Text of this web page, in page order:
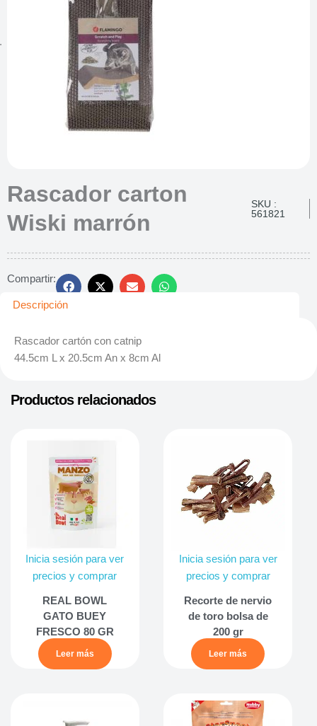
Rascador carton
Wiski marrón
SKU :
561821
Compartir:
Descripción
Rascador cartón con catnip
44.5cm L x 20.5cm An x 8cm Al
Productos relacionados
Inicia sesión para ver
precios y comprar
REAL BOWL
GATO BUEY
FRESCO 80 GR
Leer más
Inicia sesión para ver
precios y comprar
Recorte de nervio
de toro bolsa de
200 gr
Leer más